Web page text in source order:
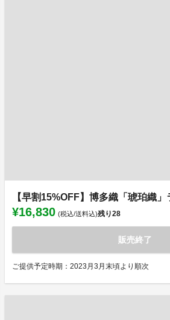
【早割15%OFF】博多織「琥珀織
¥16,830 (税込/送料込)残り28
販売終了
ご提供予定時期：2023月3月末頃より順次